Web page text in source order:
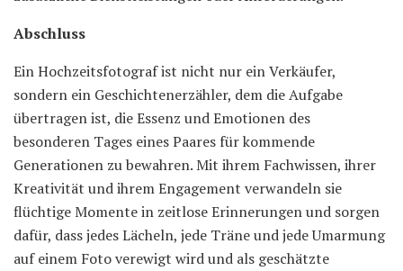
Abschluss
Ein Hochzeitsfotograf ist nicht nur ein Verkäufer,
sondern ein Geschichtenerzähler, dem die Aufgabe
übertragen ist, die Essenz und Emotionen des
besonderen Tages eines Paares für kommende
Generationen zu bewahren. Mit ihrem Fachwissen, ihrer
Kreativität und ihrem Engagement verwandeln sie
flüchtige Momente in zeitlose Erinnerungen und sorgen
dafür, dass jedes Lächeln, jede Träne und jede Umarmung
auf einem Foto verewigt wird und als geschätzte